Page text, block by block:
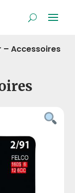
– Accessoires